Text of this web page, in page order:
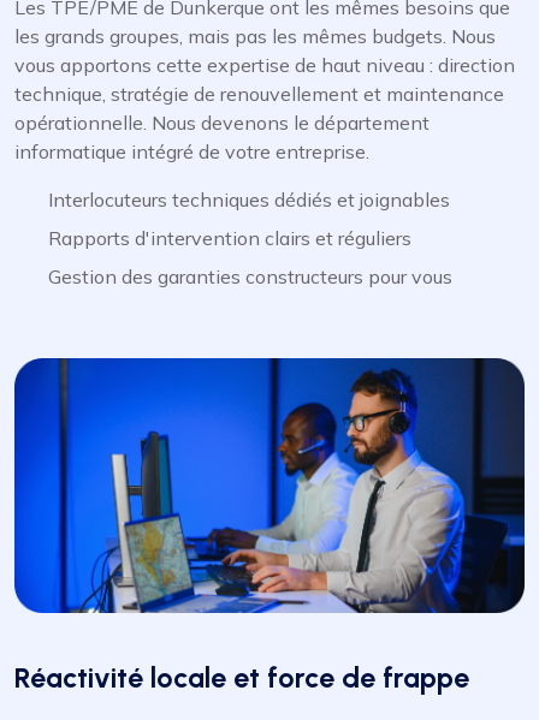
Les TPE/PME de Dunkerque ont les mêmes besoins que
les grands groupes, mais pas les mêmes budgets. Nous
vous apportons cette expertise de haut niveau : direction
technique, stratégie de renouvellement et maintenance
opérationnelle. Nous devenons le département
informatique intégré de votre entreprise.
Interlocuteurs techniques dédiés et joignables
Rapports d'intervention clairs et réguliers
Gestion des garanties constructeurs pour vous
Réactivité locale et force de frappe